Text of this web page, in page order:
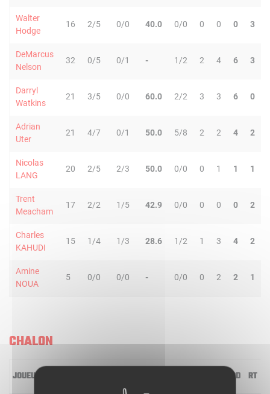
Walter
Hodge
16 2/5 0/0 40.0 0/0 0 0 0 3
DeMarcus
Nelson
32 0/5 0/1 - 1/2 2 4 6 3
Darryl
Watkins
21 3/5 0/0 60.0 2/2 3 3 6 0
Adrian
Uter
21 4/7 0/1 50.0 5/8 2 2 4 2
Nicolas
LANG
20 2/5 2/3 50.0 0/0 0 1 1 1
Trent
Meacham
17 2/2 1/5 42.9 0/0 0 0 0 2
Charles
KAHUDI
15 1/4 1/3 28.6 1/2 1 3 4 2
Amine
NOUA
5 0/0 0/0 - 0/0 0 2 2 1
CHALON
JOUEUR RD RT